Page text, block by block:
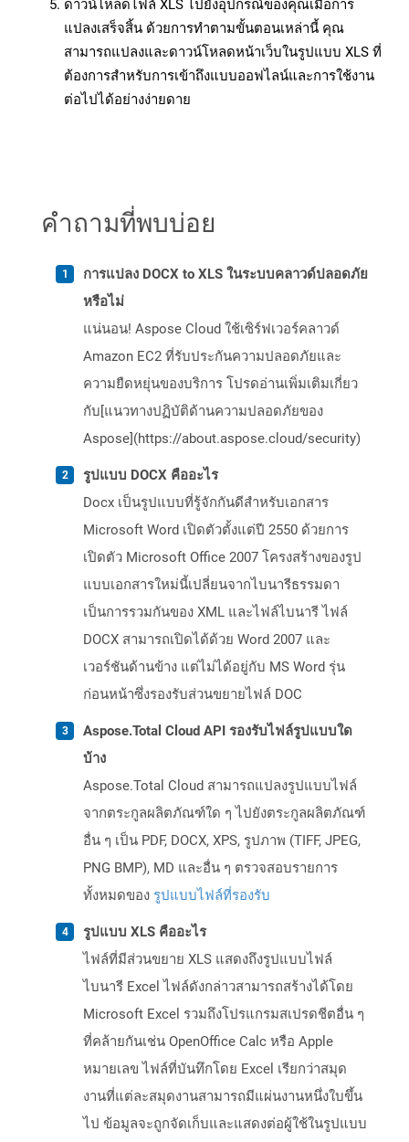
ดาวน์โหลดไฟล์ XLS ไปยังอุปกรณ์ของคุณเมื่อการ
แปลงเสร็จสิ้น ด้วยการทำตามขั้นตอนเหล่านี้ คุณ
สามารถแปลงและดาวน์โหลดหน้าเว็บในรูปแบบ XLS ที่
ต้องการสำหรับการเข้าถึงแบบออฟไลน์และการใช้งาน
ต่อไปได้อย่างง่ายดาย
คำถามที่พบบ่อย
การแปลง DOCX to XLS ในระบบคลาวด์ปลอดภัย
หรือไม่
แน่นอน! Aspose Cloud ใช้เซิร์ฟเวอร์คลาวด์
Amazon EC2 ที่รับประกันความปลอดภัยและ
ความยืดหยุ่นของบริการ โปรดอ่านเพิ่มเติมเกี่ยว
กับ[แนวทางปฏิบัติด้านความปลอดภัยของ
Aspose](https://about.aspose.cloud/security)
รูปแบบ DOCX คืออะไร
Docx เป็นรูปแบบที่รู้จักกันดีสำหรับเอกสาร
Microsoft Word เปิดตัวตั้งแต่ปี 2550 ด้วยการ
เปิดตัว Microsoft Office 2007 โครงสร้างของรูป
แบบเอกสารใหม่นี้เปลี่ยนจากไบนารีธรรมดา
เป็นการรวมกันของ XML และไฟล์ไบนารี ไฟล์
DOCX สามารถเปิดได้ด้วย Word 2007 และ
เวอร์ชันด้านข้าง แต่ไม่ได้อยู่กับ MS Word รุ่น
ก่อนหน้าซึ่งรองรับส่วนขยายไฟล์ DOC
Aspose.Total Cloud API รองรับไฟล์รูปแบบใด
บ้าง
Aspose.Total Cloud สามารถแปลงรูปแบบไฟล์
จากตระกูลผลิตภัณฑ์ใด ๆ ไปยังตระกูลผลิตภัณฑ์
อื่น ๆ เป็น PDF, DOCX, XPS, รูปภาพ (TIFF, JPEG,
PNG BMP), MD และอื่น ๆ ตรวจสอบรายการ
ทั้งหมดของ รูปแบบไฟล์ที่รองรับ
รูปแบบ XLS คืออะไร
ไฟล์ที่มีส่วนขยาย XLS แสดงถึงรูปแบบไฟล์
ไบนารี Excel ไฟล์ดังกล่าวสามารถสร้างได้โดย
Microsoft Excel รวมถึงโปรแกรมสเปรดชีตอื่น ๆ
ที่คล้ายกันเช่น OpenOffice Calc หรือ Apple
หมายเลข ไฟล์ที่บันทึกโดย Excel เรียกว่าสมุด
งานที่แต่ละสมุดงานสามารถมีแผ่นงานหนึ่งใบขึ้น
ไป ข้อมูลจะถูกจัดเก็บและแสดงต่อผู้ใช้ในรูปแบบ